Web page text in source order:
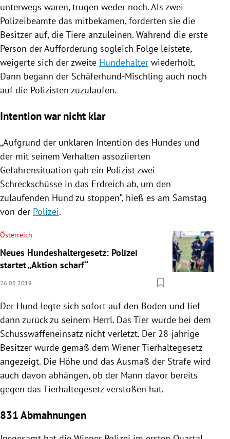
unterwegs waren, trugen weder noch. Als zwei
Polizeibeamte das mitbekamen, forderten sie die
Besitzer auf, die Tiere anzuleinen. Während die erste
Person der Aufforderung sogleich Folge leistete,
weigerte sich der zweite Hundehalter wiederholt.
Dann begann der Schäferhund-Mischling auch noch
auf die Polizisten zuzulaufen.
Intention war nicht klar
„Aufgrund der unklaren Intention des Hundes und
der mit seinem Verhalten assoziierten
Gefahrensituation gab ein Polizist zwei
Schreckschüsse in das Erdreich ab, um den
zulaufenden Hund zu stoppen“, hieß es am Samstag
von der Polizei.
Österreich
Neues Hundeshaltergesetz: Polizei
startet „Aktion scharf“
26.03.2019
Der Hund legte sich sofort auf den Boden und lief
dann zurück zu seinem Herrl. Das Tier wurde bei dem
Schusswaffeneinsatz nicht verletzt. Der 28-jährige
Besitzer wurde gemäß dem Wiener Tierhaltegesetz
angezeigt. Die Höhe und das Ausmaß der Strafe wird
auch davon abhängen, ob der Mann davor bereits
gegen das Tierhaltegesetz verstoßen hat.
831 Abmahnungen